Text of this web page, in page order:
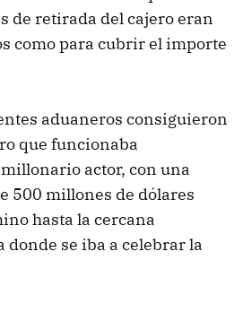
de retirada del cajero eran
como para cubrir el importe
aduaneros consiguieron
que funcionaba
actor, con una
500 millones de dólares
hasta la cercana
se iba a celebrar la